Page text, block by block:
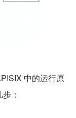
中的运行原
：